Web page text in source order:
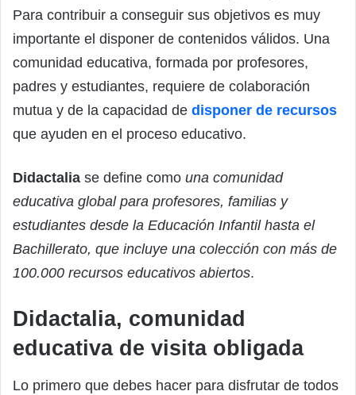
Para contribuir a conseguir sus objetivos es muy
importante el disponer de contenidos válidos. Una
comunidad educativa, formada por profesores,
padres y estudiantes, requiere de colaboración
mutua y de la capacidad de disponer de recursos
que ayuden en el proceso educativo.
Didactalia se define como una comunidad
educativa global para profesores, familias y
estudiantes desde la Educación Infantil hasta el
Bachillerato, que incluye una colección con más de
100.000 recursos educativos abiertos.
Didactalia, comunidad
educativa de visita obligada
Lo primero que debes hacer para disfrutar de todos